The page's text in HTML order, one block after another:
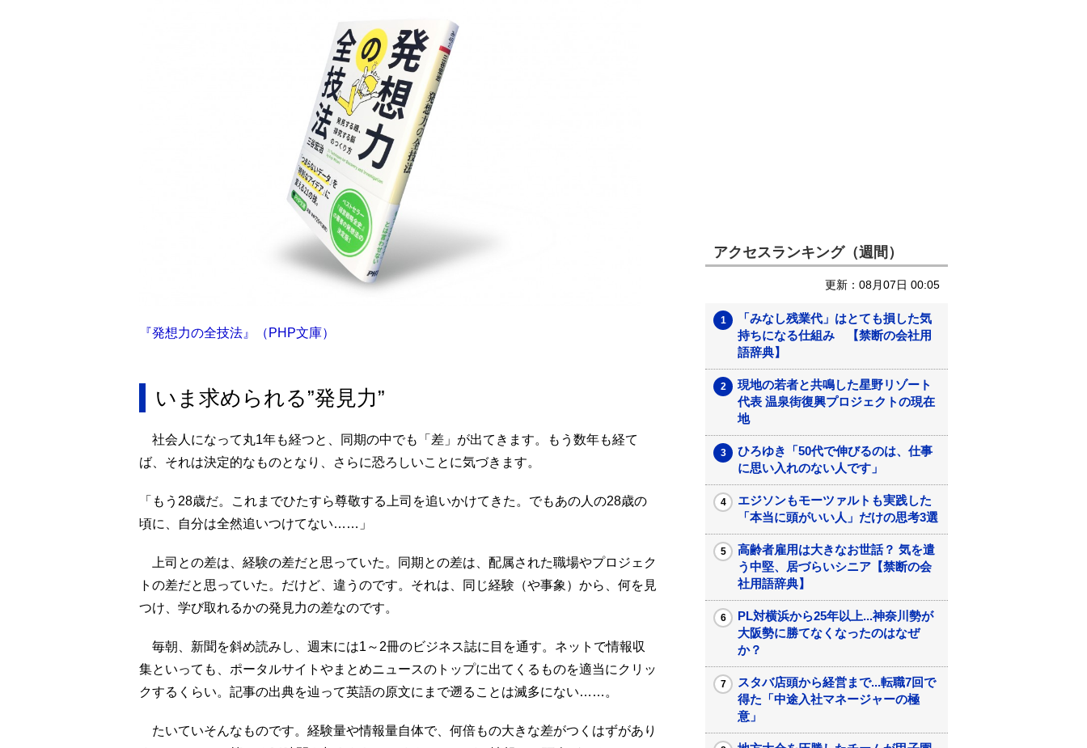
『発想力の全技法』（PHP文庫）
いま求められる”発見力”
社会人になって丸1年も経つと、同期の中でも「差」が出てきます。もう数年も経て
ば、それは決定的なものとなり、さらに恐ろしいことに気づきます。
「もう28歳だ。これまでひたすら尊敬する上司を追いかけてきた。でもあの人の28歳の
頃に、自分は全然追いつけてない……」
上司との差は、経験の差だと思っていた。同期との差は、配属された職場やプロジェク
トの差だと思っていた。だけど、違うのです。それは、同じ経験（や事象）から、何を見
つけ、学び取れるかの発見力の差なのです。
毎朝、新聞を斜め読みし、週末には1～2冊のビジネス誌に目を通す。ネットで情報収
集といっても、ポータルサイトやまとめニュースのトップに出てくるものを適当にクリッ
クするくらい。記事の出典を辿って英語の原文にまで遡ることは滅多にない……。
たいていそんなものです。経験量や情報量自体で、何倍もの大きな差がつくはずがあり
アクセスランキング（週間）
更新：08月07日 00:05
「みなし残業代」はとても損した気
持ちになる仕組み 【禁断の会社用
語辞典】
現地の若者と共鳴した星野リゾート
代表 温泉街復興プロジェクトの現在
地
ひろゆき「50代で伸びるのは、仕事
に思い入れのない人です」
エジソンもモーツァルトも実践した
「本当に頭がいい人」だけの思考3選
高齢者雇用は大きなお世話？ 気を遣
う中堅、居づらいシニア【禁断の会
社用語辞典】
PL対横浜から25年以上...神奈川勢が
大阪勢に勝てなくなったのはなぜ
か？
スタバ店頭から経営まで...転職7回で
得た「中途入社マネージャーの極
意」